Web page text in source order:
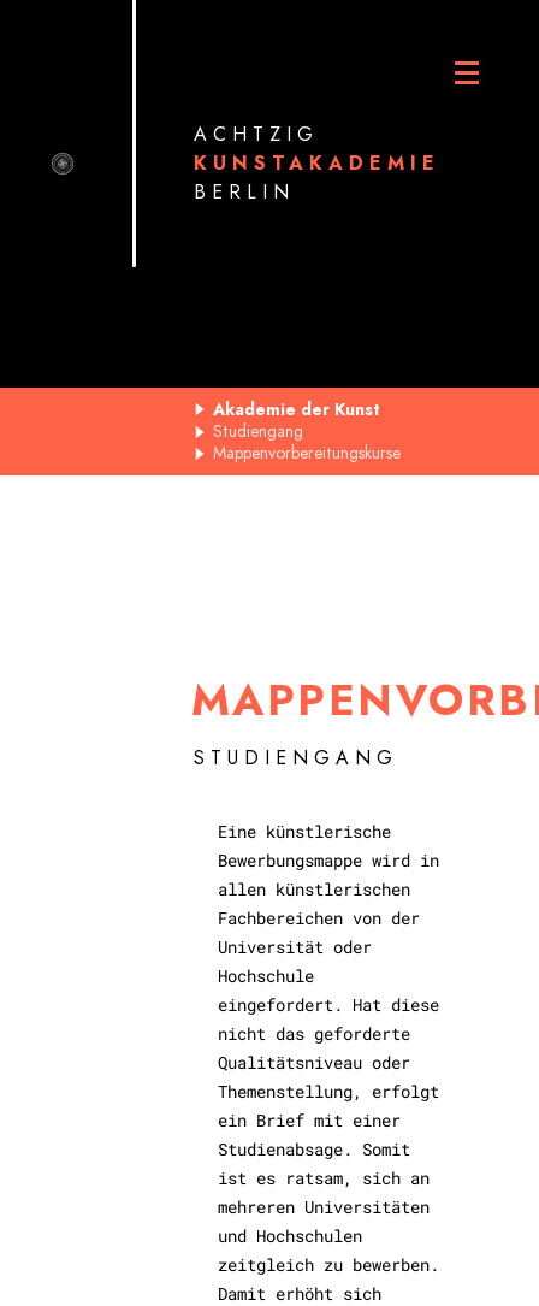
ACHTZIG
KUNSTAKADEMIE
BERLIN
Akademie der Kunst
Studiengang
Mappenvorbereitungskurse
STUDIENGANG
Eine künstlerische
Bewerbungsmappe wird in
allen künstlerischen
Fachbereichen von der
Universität oder
Hochschule
eingefordert. Hat diese
nicht das geforderte
Qualitätsniveau oder
Themenstellung, erfolgt
ein Brief mit einer
Studienabsage. Somit
ist es ratsam, sich an
mehreren Universitäten
und Hochschulen
zeitgleich zu bewerben.
Damit erhöht sich